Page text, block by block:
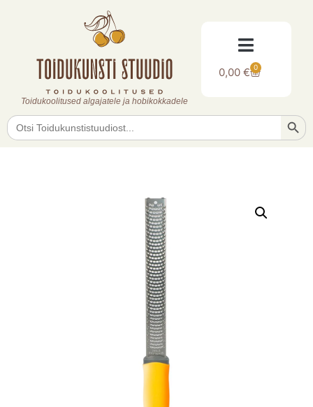
Toidukoolitused algajatele ja hobikokkadele
0,00€ 0
Search
for: